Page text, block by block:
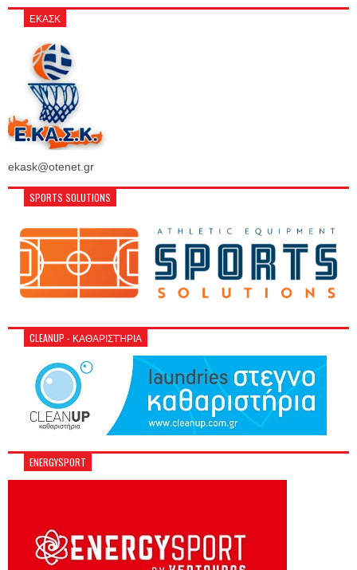
ΕΚΑΣΚ
ekask@otenet.gr
SPORTS SOLUTIONS
CLEANUP - ΚΑΘΑΡΙΣΤΉΡΙΑ
ENERGYSPORT